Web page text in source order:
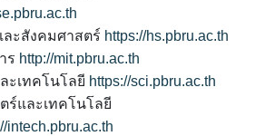
ะสังคมศาสตร์ https://hs.pbru.ac.th
ร http://mit.pbru.ac.th
ะเทคโนโลยี https://sci.pbru.ac.th
ร์และเทคโนโลยี
intech.pbru.ac.th